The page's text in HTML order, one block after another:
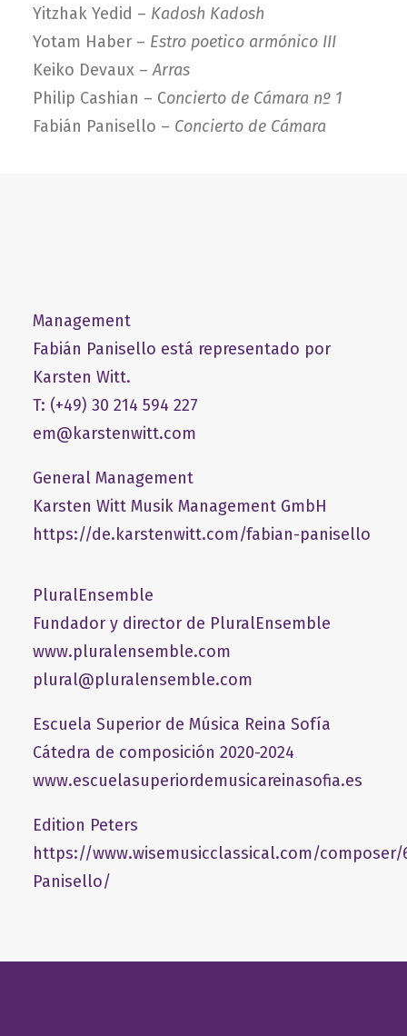
Yitzhak Yedid – Kadosh Kadosh
Yotam Haber – Estro poetico armónico III
Keiko Devaux –Arras
Philip Cashian – Concierto de Cámara nº 1
Fabián Panisello – Concierto de Cámara
Management
Fabián Panisello está representado por
Karsten Witt.
T: (+49) 30 214 594 227
em@karstenwitt.com
General Management
​Karsten Witt Musik Management GmbH​
https://de.karstenwitt.com/fabian-panisello
PluralEnsemble
Fundador y director de PluralEnsemble
www.pluralensemble.com
plural@pluralensemble.com
Escuela Superior de Música Reina Sofía
Cátedra de composición 2020-2024
www.escuelasuperiordemusicareinasofia.es
Edition Peters
https://www.wisemusicclassical.com/composer/
Panisello/